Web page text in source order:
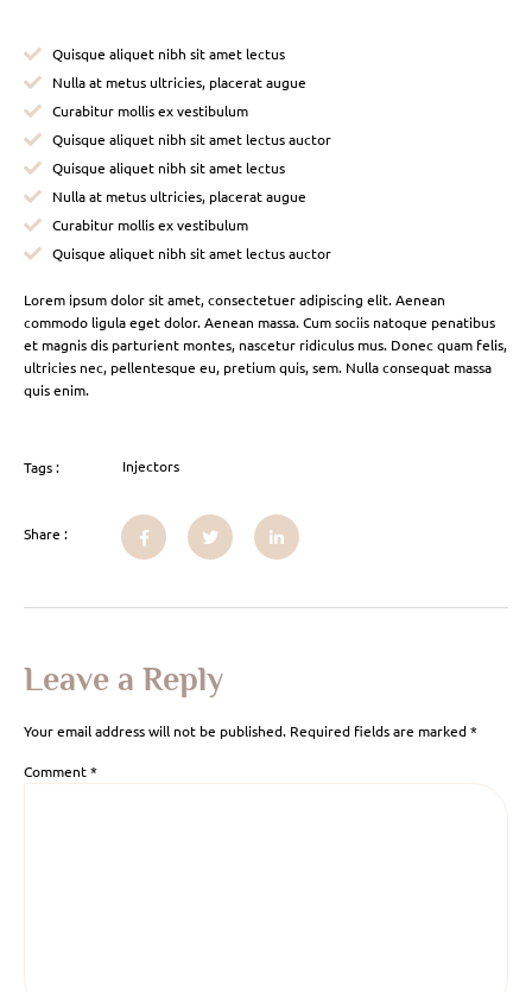
Quisque aliquet nibh sit amet lectus
Nulla at metus ultricies, placerat augue
Curabitur mollis ex vestibulum
Quisque aliquet nibh sit amet lectus auctor
Quisque aliquet nibh sit amet lectus
Nulla at metus ultricies, placerat augue
Curabitur mollis ex vestibulum
Quisque aliquet nibh sit amet lectus auctor
Lorem ipsum dolor sit amet, consectetuer adipiscing elit. Aenean
commodo ligula eget dolor. Aenean massa. Cum sociis natoque penatibus
et magnis dis parturient montes, nascetur ridiculus mus. Donec quam felis,
ultricies nec, pellentesque eu, pretium quis, sem. Nulla consequat massa
quis enim.
Tags : Injectors
Share :
Leave a Reply
Your email address will not be published. Required fields are marked*
Comment*